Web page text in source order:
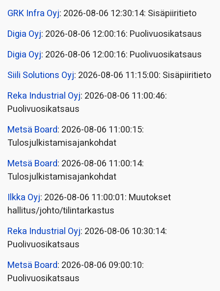
GRK Infra Oyj: 2026-08-06 12:30:14: Sisäpiiritieto
Digia Oyj: 2026-08-06 12:00:16: Puolivuosikatsaus
Digia Oyj: 2026-08-06 12:00:16: Puolivuosikatsaus
Siili Solutions Oyj: 2026-08-06 11:15:00: Sisäpiiritieto
Reka Industrial Oyj: 2026-08-06 11:00:46:
Puolivuosikatsaus
Metsä Board: 2026-08-06 11:00:15:
Tulosjulkistamisajankohdat
Metsä Board: 2026-08-06 11:00:14:
Tulosjulkistamisajankohdat
Ilkka Oyj: 2026-08-06 11:00:01: Muutokset
hallitus/johto/tilintarkastus
Reka Industrial Oyj: 2026-08-06 10:30:14:
Puolivuosikatsaus
Metsä Board: 2026-08-06 09:00:10:
Puolivuosikatsaus